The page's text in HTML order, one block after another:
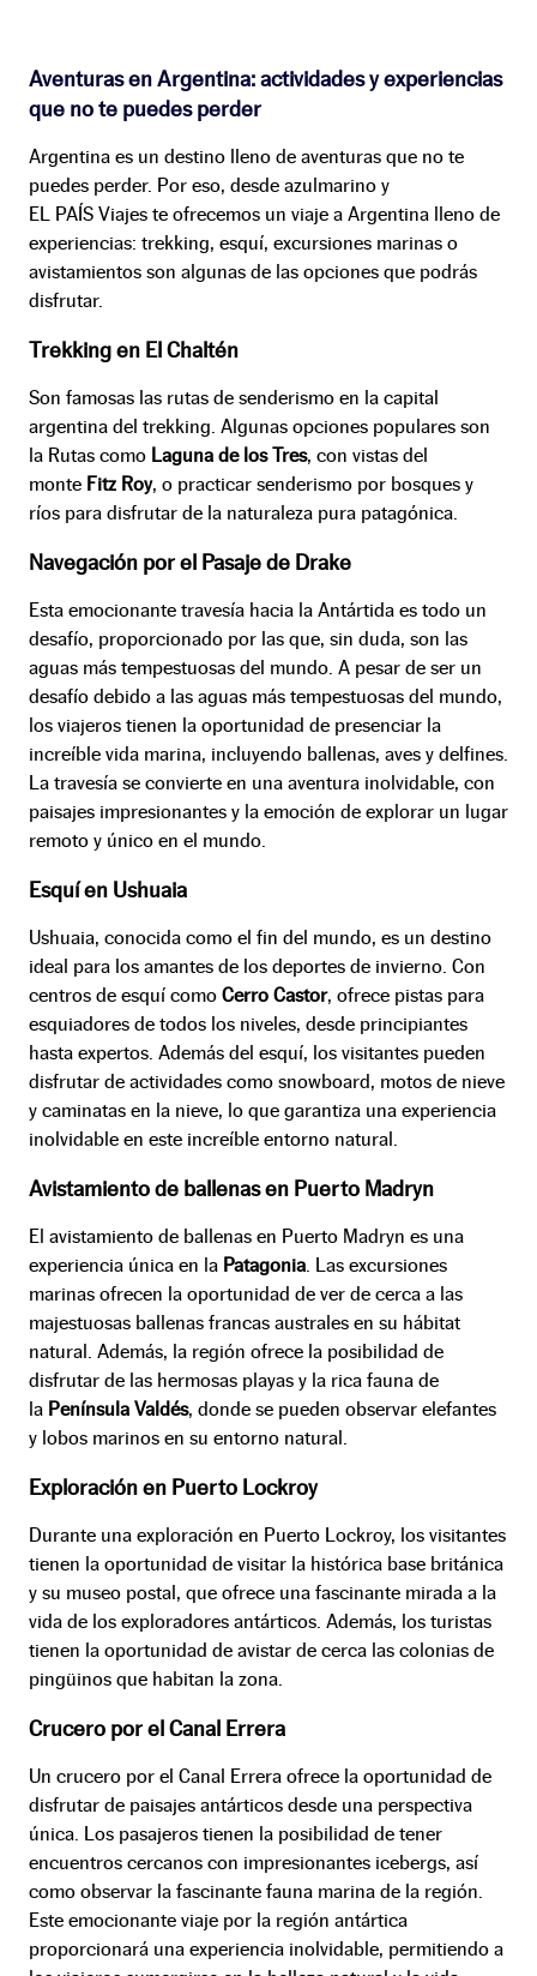
Aventuras en Argentina: actividades y experiencias
que no te puedes perder
Argentina es un destino lleno de aventuras que no te
puedes perder. Por eso, desde azulmarino y
EL PAÍS Viajes te ofrecemos un viaje a Argentina lleno de
experiencias: trekking, esquí, excursiones marinas o
avistamientos son algunas de las opciones que podrás
disfrutar.
Trekking en El Chaltén
Son famosas las rutas de senderismo en la capital
argentina del trekking. Algunas opciones populares son
la Rutas como Laguna de los Tres, con vistas del
monte Fitz Roy, o practicar senderismo por bosques y
ríos para disfrutar de la naturaleza pura patagónica.
Navegación por el Pasaje de Drake
Esta emocionante travesía hacia la Antártida es todo un
desafío, proporcionado por las que, sin duda, son las
aguas más tempestuosas del mundo. A pesar de ser un
desafío debido a las aguas más tempestuosas del mundo,
los viajeros tienen la oportunidad de presenciar la
increíble vida marina, incluyendo ballenas, aves y delfines.
La travesía se convierte en una aventura inolvidable, con
paisajes impresionantes y la emoción de explorar un lugar
remoto y único en el mundo.
Esquí en Ushuaia
Ushuaia, conocida como el fin del mundo, es un destino
ideal para los amantes de los deportes de invierno. Con
centros de esquí como Cerro Castor, ofrece pistas para
esquiadores de todos los niveles, desde principiantes
hasta expertos. Además del esquí, los visitantes pueden
disfrutar de actividades como snowboard, motos de nieve
y caminatas en la nieve, lo que garantiza una experiencia
inolvidable en este increíble entorno natural.
Avistamiento de ballenas en Puerto Madryn
El avistamiento de ballenas en Puerto Madryn es una
experiencia única en la Patagonia. Las excursiones
marinas ofrecen la oportunidad de ver de cerca a las
majestuosas ballenas francas australes en su hábitat
natural. Además, la región ofrece la posibilidad de
disfrutar de las hermosas playas y la rica fauna de
la Península Valdés, donde se pueden observar elefantes
y lobos marinos en su entorno natural.
Exploración en Puerto Lockroy
Durante una exploración en Puerto Lockroy, los visitantes
tienen la oportunidad de visitar la histórica base británica
y su museo postal, que ofrece una fascinante mirada a la
vida de los exploradores antárticos. Además, los turistas
tienen la oportunidad de avistar de cerca las colonias de
pingüinos que habitan la zona.
Crucero por el Canal Errera
Un crucero por el Canal Errera ofrece la oportunidad de
disfrutar de paisajes antárticos desde una perspectiva
única. Los pasajeros tienen la posibilidad de tener
encuentros cercanos con impresionantes icebergs, así
como observar la fascinante fauna marina de la región.
Este emocionante viaje por la región antártica
proporcionará una experiencia inolvidable, permitiendo a